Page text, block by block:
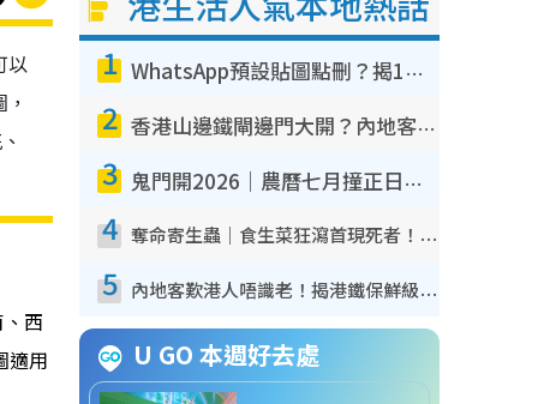
以
西
適用
1 WhatsApp預設貼圖點刪？揭1招「反向操作」還原簡潔介面 附3步實測教學
2 香港山邊鐵閘邊門大開？內地客困惑意義何在！網民神回覆：呢種叫法理性防禦
3 鬼門開2026｜農曆七月撞正日全食特別邪？專家警告切忌做一事！揭4大禁忌+2招保平安
4 奪命寄生蟲｜食生菜狂瀉首現死者！疫潮惡化錄1.8萬宗病例 揭洗菜3大謬誤
5 內地客歎港人唔識老！揭港鐵保鮮級冷氣 港人求放過：咪投訴
U GO 本週好去處